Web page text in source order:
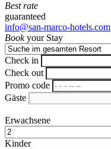
Best rate
guaranteed
info@san-marco-hotels.com
Bookyour Stay
Check in
Check out
Promo code
Gäste
Erwachsene
Kinder